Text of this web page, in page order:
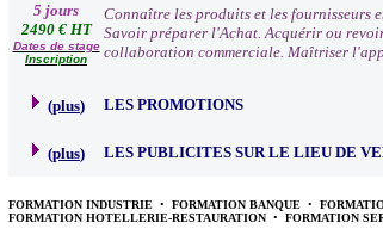
5 jours
2490 € HT
Dates de stage
Inscription
Connaître les produits et les fournisseurs
Savoir préparer l'Achat. Acquérir ou
collaboration commerciale. Maîtriser
(plus) LES PROMOTIONS
(plus) LES PUBLICITES SUR LE LIEU DE
FORMATION INDUSTRIE • FORMATION BANQUE •
FORMATION HOTELLERIE-RESTAURATION • FORMATION